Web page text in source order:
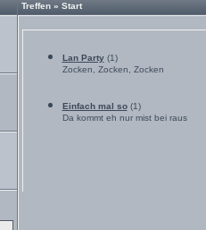
Treffen » Start
Lan Party(1)
Zocken, Zocken, Zocken
Einfach mal so(1)
Da kommt eh nur mist bei raus